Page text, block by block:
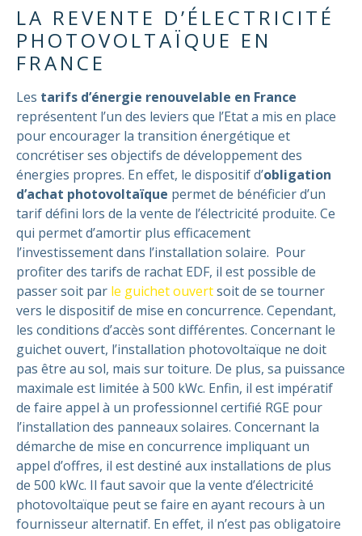
LA REVENTE D’ÉLECTRICITÉ
PHOTOVOLTAÏQUE EN
FRANCE
Les tarifs d’énergie renouvelable en France
représentent l’un des leviers que l’Etat a mis en place
pour encourager la transition énergétique et
concrétiser ses objectifs de développement des
énergies propres. En effet, le dispositif d’obligation
d’achat photovoltaïque permet de bénéficier d’un
tarif défini lors de la vente de l’électricité produite. Ce
qui permet d’amortir plus efficacement
l’investissement dans l’installation solaire. Pour
profiter des tarifs de rachat EDF, il est possible de
passer soit par le guichet ouvertsoit de se tourner
vers le dispositif de mise en concurrence. Cependant,
les conditions d’accès sont différentes. Concernant le
guichet ouvert, l’installation photovoltaïque ne doit
pas être au sol, mais sur toiture. De plus, sa puissance
maximale est limitée à 500 kWc. Enfin, il est impératif
de faire appel à un professionnel certifié RGE pour
l’installation des panneaux solaires. Concernant la
démarche de mise en concurrence impliquant un
appel d’offres, il est destiné aux installations de plus
de 500 kWc. Il faut savoir que la vente d’électricité
photovoltaïque peut se faire en ayant recours à un
fournisseur alternatif. En effet, il n’est pas obligatoire